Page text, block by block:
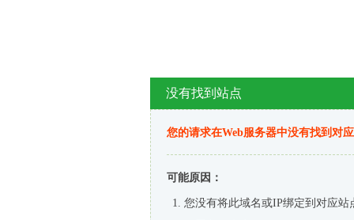
没有找到站点
您的请求在Web服务器中没有找到对
可能原因：
您没有将此域名或IP绑定到对应站